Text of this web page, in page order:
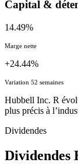
Capital &
14.49%
Marge nette
+24.44%
Variation 52 semaines
Hubbell Inc. R
plus précis à
Dividendes
Dividendes